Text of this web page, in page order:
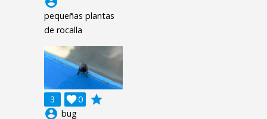
pequeñas plantas
de rocalla
3 0

grade
account_circle bug